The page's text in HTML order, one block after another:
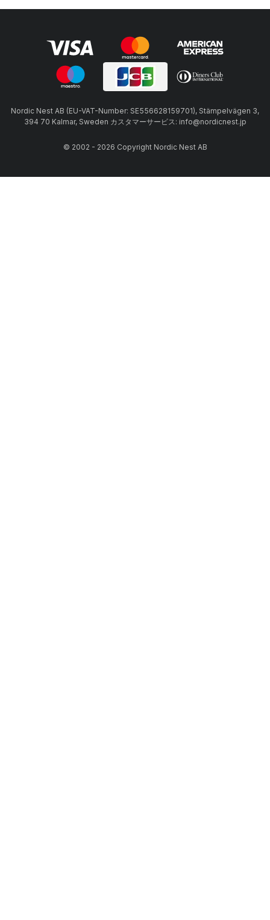
Nordic Nest AB (EU-VAT-Number: SE556628159701), Stämpelvägen 3,
394 70 Kalmar, Sweden カスタマーサービス: info@nordicnest.jp
© 2002 - 2026 Copyright Nordic Nest AB